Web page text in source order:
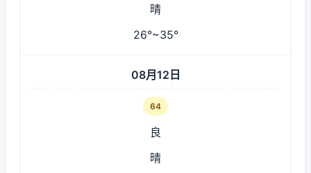
晴
26°~35°
08月12日
64
良
晴